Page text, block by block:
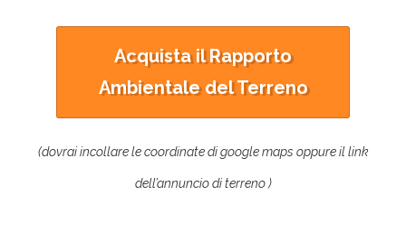
Acquista il Rapporto
Ambientale del Terreno
(dovrai incollare le coordinate di google maps oppure il link
dell’annuncio di terreno )